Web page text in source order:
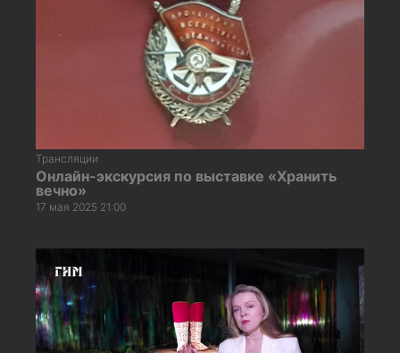
Трансляции
Онлайн-экскурсия по выставке «Хранить
вечно»
17 мая 2025 21:00